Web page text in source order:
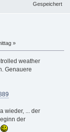
Gespeichert
»
weather
Genauere
wieder, ... der
der